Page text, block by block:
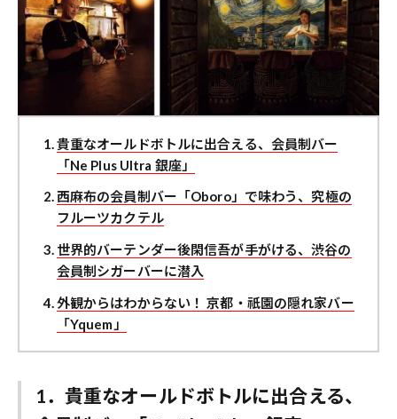
貴重なオールドボトルに出合える、会員制バー
「Ne Plus Ultra 銀座」
西麻布の会員制バー「Oboro」で味わう、究極の
フルーツカクテル
世界的バーテンダー後閑信吾が手がける、渋谷の
会員制シガーバーに潜入
外観からはわからない！ 京都・祇園の隠れ家バー
「Yquem」
1．貴重なオールドボトルに出合える、